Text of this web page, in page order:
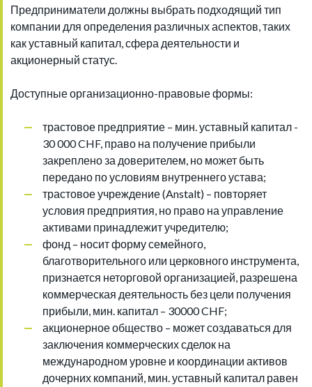
Предприниматели должны выбрать подходящий тип
компании для определения различных аспектов, таких
как уставный капитал, сфера деятельности и
акционерный статус.
Доступные организационно-правовые формы:
трастовое предприятие – мин. уставный капитал -
30 000 CHF, право на получение прибыли
закреплено за доверителем, но может быть
передано по условиям внутреннего устава;
трастовое учреждение (Anstalt) – повторяет
условия предприятия, но право на управление
активами принадлежит учредителю;
фонд – носит форму семейного,
благотворительного или церковного инструмента,
признается неторговой организацией, разрешена
коммерческая деятельность без цели получения
прибыли, мин. капитал – 30000 CHF;
акционерное общество – может создаваться для
заключения коммерческих сделок на
международном уровне и координации активов
дочерних компаний, мин. уставный капитал равен